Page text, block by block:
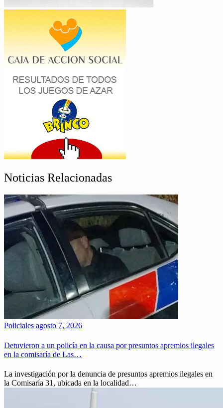
Noticias Relacionadas
Policiales agosto 7, 2026
Detuvieron a un policía en la causa por presuntos apremios ilegales
en la comisaría de Las…
La investigación por la denuncia de presuntos apremios ilegales en
la Comisaría 31, ubicada en la localidad…